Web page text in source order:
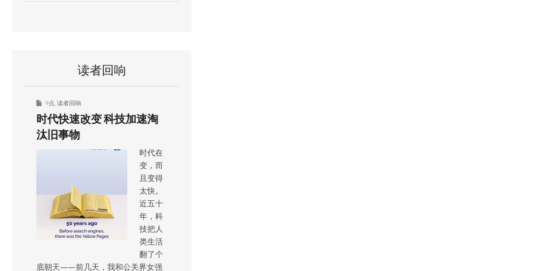
读者回响
9点 读者回响
时代快速改变 科技加速淘
汰旧事物
时代在
变，而
且变得
太快。
近五十
年，科
技把人
类生活
翻了个
底朝天——前几天，我和公关界女强